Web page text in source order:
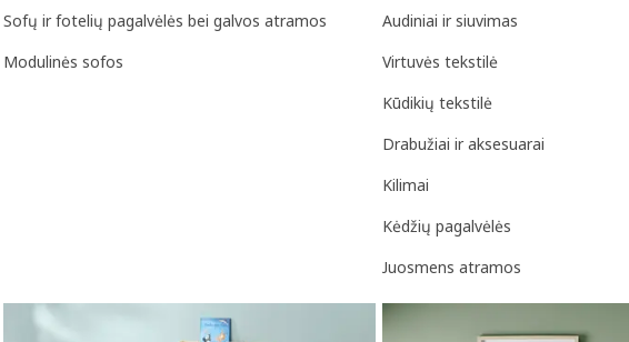
Sofų ir fotelių pagalvėlės bei galvos atramos
Modulinės sofos
Audiniai ir siuvimas
Virtuvės tekstilė
Kūdikių tekstilė
Drabužiai ir aksesuarai
Kilimai
Kėdžių pagalvėlės
Juosmens atramos